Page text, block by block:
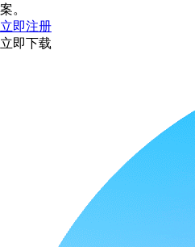
案。
立即注册
立即下载